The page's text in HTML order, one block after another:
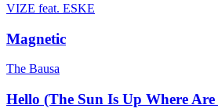
VIZE feat. ESKE
Magnetic
The Bausa
Hello (The Sun Is Up Where Are